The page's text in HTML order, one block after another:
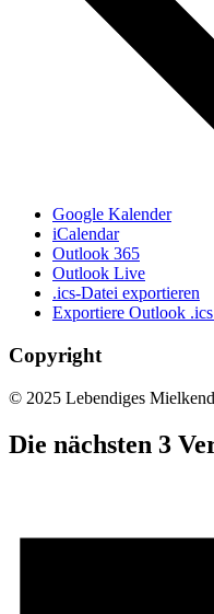
Google Kalender
iCalendar
Outlook 365
Outlook Live
.ics-Datei exportieren
Exportiere Outlook
Copyright
© 2025 Lebendiges
Die nächsten 3